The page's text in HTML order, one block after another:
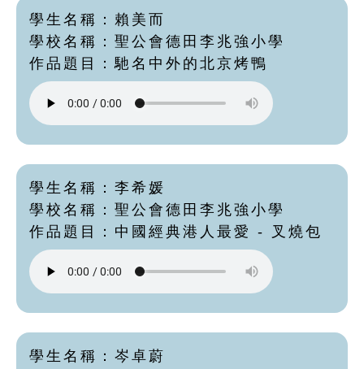
學生名稱：賴美而
學校名稱：聖公會德田李兆強小學
作品題目：馳名中外的北京烤鴨
學生名稱：李希媛
學校名稱：聖公會德田李兆強小學
作品題目：中國經典港人最愛 - 叉燒包
學生名稱：岑卓蔚